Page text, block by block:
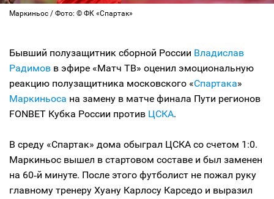
Маркиньос / Фото: © ФК «Спартак»
Бывший полузащитник сборной России Владислав
Радимов в эфире «Матч ТВ» оценил эмоциональную
реакцию полузащитника московского «Спартака»
Маркиньоса на замену в матче финала Пути регионов
FONBET Кубка России против ЦСКА.
В среду «Спартак» дома обыграл ЦСКА со счетом 1:0.
Маркиньос вышел в стартовом составе и был заменен
на 60‑й минуте. После этого футболист не пожал руку
главному тренеру Хуану Карлосу Карседо и выразил